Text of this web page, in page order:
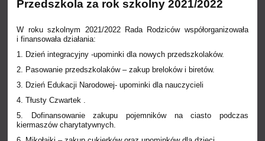
Przedszkola za rok szkolny 2021/2022
W roku szkolnym 2021/2022 Rada Rodziców współorganizowała
i finansowała działania:
1. Dzień integracyjny -upominki dla nowych przedszkolaków.
2. Pasowanie przedszkolaków – zakup breloków i biretów.
3. Dzień Edukacji Narodowej- upominki dla nauczycieli
4. Tłusty Czwartek .
5. Dofinansowanie zakupu pojemników na ciasto podczas
kiermaszów charytatywnych.